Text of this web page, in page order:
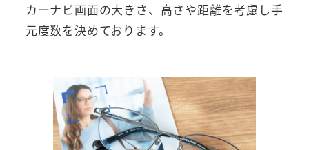
カーナビ画面の大きさ、高さや距離を考慮し手
元度数を決めております。